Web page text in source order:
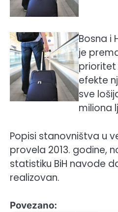
Bosna i
je
prioritet
efekte
sve
miliona
Popisi stanovništva u
provela 2013. godine,
statistiku BiH navode
realizovan.
Povezano: